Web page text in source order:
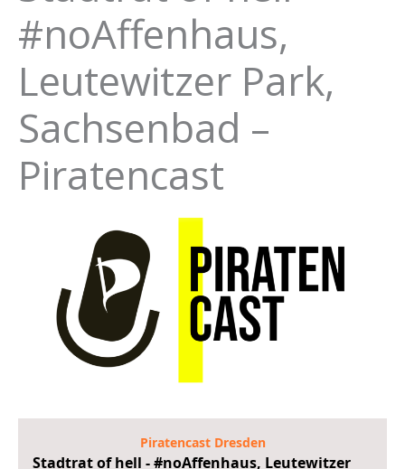
#noAffenhaus,
Leutewitzer Park,
Sachsenbad –
Piratencast